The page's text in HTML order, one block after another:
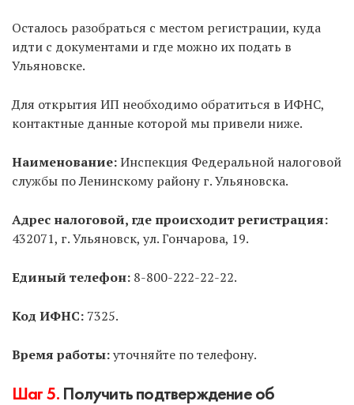
же будете сами заказывать ЭЦП, то придется
заплатить и ехать в удостоверяющий центр.
Позвоните в регистрирующую налоговую
Ульяновска, уточните время работы или
запишитесь на прием онлайн на официальном
сайте налоговой. Тоже оптимальный способ, НО
нужно платить госпошлину. Регистрирует ИП
только регистрирующая налоговая, а не ИФНС по
месту прописки!
Способ 3. Через МФЦ.
Тоже оптимальный способ,
не нужно платить госпошлину, НО не все МФЦ
занимаются ИП, и нужно прозванивать несколько
ближайших. Затем записаться на подачу и прийти
в указанное время.
Способ 4.Через нотариуса. Не рекомендуем без
острой необходимости, т.к. услуга дорогая.
Осталось разобраться с местом регистрации, куда
идти с документами и где можно их подать в
Ульяновске.
Для открытия ИП необходимо обратиться в ИФНС,
контактные данные которой мы привели ниже.
Наименование:Инспекция Федеральной налоговой
службы по Ленинскому району г. Ульяновска.
Адрес налоговой, где происходит регистрация:
432071, г. Ульяновск, ул. Гончарова, 19.
Единый телефон: 8-800-222-22-22.
Код ИФНС: 7325.
Время работы:уточняйте по телефону.
Шаг 5. Получить подтверждение об